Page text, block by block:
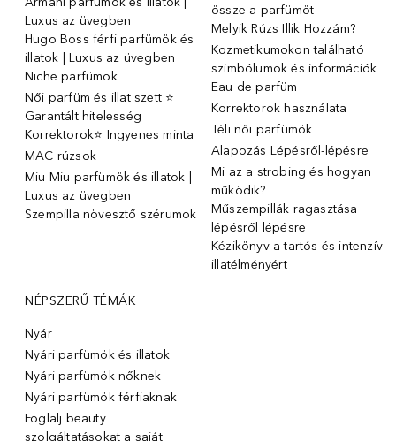
Luxus az üvegben
Hugo Boss férfi parfümök és
illatok | Luxus az üvegben
Niche parfümok
Női parfüm és illat szett ⭐
Garantált hitelesség
Korrektorok⭐ Ingyenes minta
MAC rúzsok
Miu Miu parfümök és illatok |
Luxus az üvegben
Szempilla növesztő szérumok
össze a parfümöt
Melyik Rúzs Illik Hozzám?
Kozmetikumokon található
szimbólumok és információk
Eau de parfüm
Korrektorok használata
Téli női parfümök
Alapozás Lépésről-lépésre
Mi az a strobing és hogyan
működik?
Műszempillák ragasztása
lépésről lépésre
Kézikönyv a tartós és intenzív
illatélményért
NÉPSZERŰ TÉMÁK
Nyár
Nyári parfümök és illatok
Nyári parfümök nőknek
Nyári parfümök férfiaknak
Foglalj beauty
szolgáltatásokat a saját